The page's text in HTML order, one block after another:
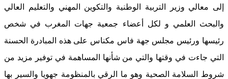
إلى معالي وزير التربية الوطنية والتكوين المهني والتعليم العالي
والبحث العلمي و لكل أعضاء جمعية جهات المغرب في شخص
رئيسها ورئيس مجلس جهة فاس مكناس على هذه المبادرة الحسنة
التي جاءت في وقتها والتي من شأنها المساهمة في توفير مزيد من
شروط السلامة الصحية وهو ما الرقي بالمنظومة جهويا والسير بها